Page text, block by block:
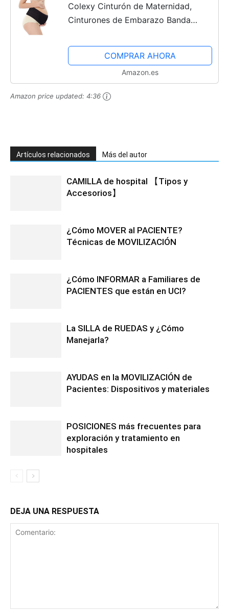
Colexy Cinturón de Maternidad,
Cinturones de Embarazo Banda
Cinturón De Soporte Para Embarazo,
Transpirable Cinturon Pelvico...
COMPRAR AHORA
Amazon.es
Amazon price updated: 4:36
Artículos relacionados Más del autor
CAMILLA de hospital 【Tipos y
Accesorios】
¿Cómo MOVER al PACIENTE?
Técnicas de MOVILIZACIÓN
¿Cómo INFORMAR a Familiares de
PACIENTES que están en UCI?
La SILLA de RUEDAS y ¿Cómo
Manejarla?
AYUDAS en la MOVILIZACIÓN de
Pacientes: Dispositivos y materiales
POSICIONES más frecuentes para
exploración y tratamiento en
hospitales
DEJA UNA RESPUESTA